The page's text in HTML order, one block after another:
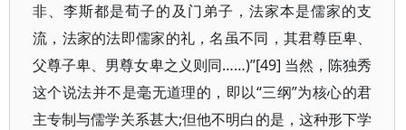
非、李斯都是荀子的及门弟子，法家本是儒家的支
流，法家的法即儒家的礼，名虽不同，其君尊臣卑、
父尊子卑、男尊女卑之义则同……)”[49] 当然，陈独秀
这个说法并不是毫无道理的，即以“三纲”为核心的君
主专制与儒学关系甚大;但他不明白的是，这种形下学